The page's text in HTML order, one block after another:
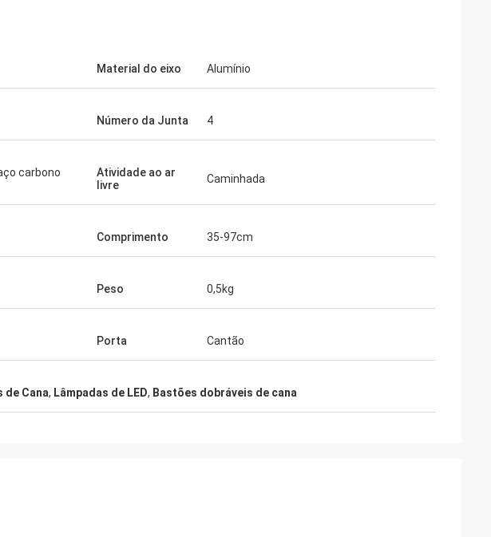
Material do eixo Alumínio
Número da Junta 4
carbono
Atividade ao ar
livre
Caminhada
Comprimento 35-97cm
Peso 0,5kg
Porta Cantão
de Cana, Lâmpadas de LED, Bastões dobráveis de cana